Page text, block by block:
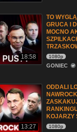
18:58
TO
GRUCA I
MOCNO
1080p
GONIEC
13:27
ODDALI
KOJARZY
1080p